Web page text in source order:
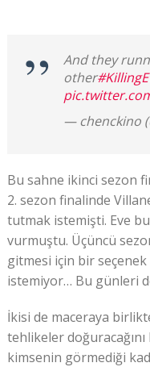
And they
other
— chenckino
Bu sahne ikinci sezon
2. sezon finalinde
tutmak istemişti. Eve
vurmuştu. Üçüncü
gitmesi için bir
istemiyor… Bu günleri
İkisi de maceraya
tehlikeler
kimsenin görmediği